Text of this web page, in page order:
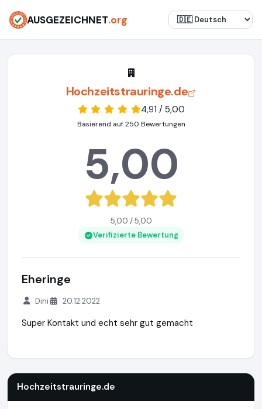
AUSGEZEICHNET.org
Hochzeitstrauringe.de
4,91 / 5,00
Basierend auf 250 Bewertungen
5,00
5,00 / 5,00
Verifizierte Bewertung
Eheringe
Dini 20.12.2022
Super Kontakt und echt sehr gut gemacht
Hochzeitstrauringe.de